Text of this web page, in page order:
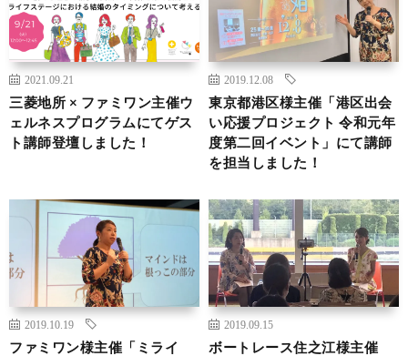
2021.09.21
三菱地所 × ファミワン主催ウ
ェルネスプログラムにてゲス
ト講師登壇しました！
2019.12.08
東京都港区様主催「港区出会
い応援プロジェクト 令和元年
度第二回イベント」にて講師
を担当しました！
2019.10.19
ファミワン様主催「ミライ
2019.09.15
ボートレース住之江様主催